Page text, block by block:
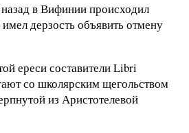
назад в Вифинии происходил
дерзость объявить отмену
ереси составители Libri
со школярским щегольством
из Аристотелевой